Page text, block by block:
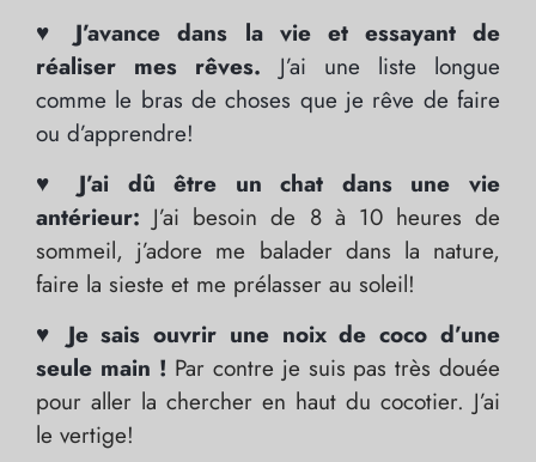
♥ J’avance dans la vie et essayant de
réaliser mes rêves. J’ai une liste longue
comme le bras de choses que je rêve de faire
ou d’apprendre!
♥ J’ai dû être un chat dans une vie
antérieur: J’ai besoin de 8 à 10 heures de
sommeil, j’adore me balader dans la nature,
faire la sieste et me prélasser au soleil!
♥ Je sais ouvrir une noix de coco d’une
seule main ! Par contre je suis pas très douée
pour aller la chercher en haut du cocotier. J’ai
le vertige!